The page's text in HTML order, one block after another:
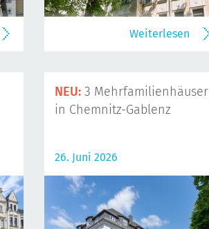
Weiterlesen
NEU: 3 Mehrfamilienhäuser
in Chemnitz-Gablenz
26. Juni 2026